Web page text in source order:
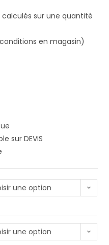
sur une quantité
en magasin)
sur DEVIS
une option
une option